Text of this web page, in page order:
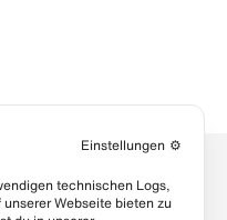
Einstellungen ⚙️
technischen Logs,
Webseite bieten zu